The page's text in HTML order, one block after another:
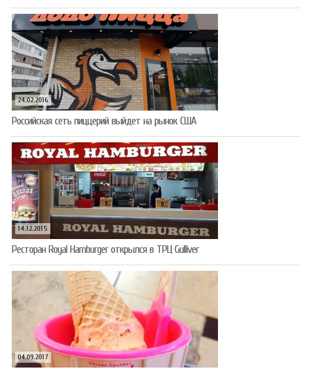
24.02.2016
Российская сеть пиццерий выйдет на рынок США
14.12.2015
Ресторан Royal Hamburger открылся в ТРЦ Gulliver
04.09.2017